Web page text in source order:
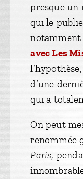
presque un
qui le publie
avec Les
l’hypothèse,
d’une
qui a
On peut
renommée
Paris,